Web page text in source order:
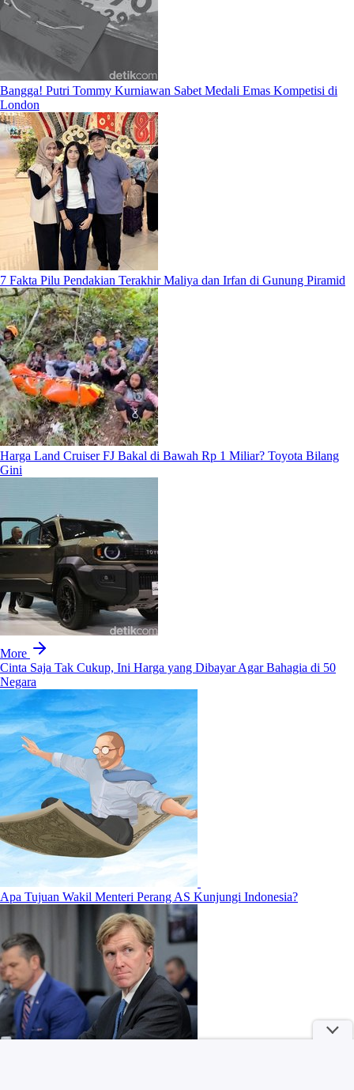
Bangga! Putri Tommy Kurniawan Sabet Medali Emas Kompetisi di
London
7 Fakta Pilu Pendakian Terakhir Maliya dan Irfan di Gunung Piramid
Harga Land Cruiser FJ Bakal di Bawah Rp 1 Miliar? Toyota Bilang
Gini
More
Cinta Saja Tak Cukup, Ini Harga yang Dibayar Agar Bahagia di 50
Negara
Apa Tujuan Wakil Menteri Perang AS Kunjungi Indonesia?